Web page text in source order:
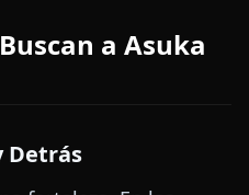
a Asuka
Detrás